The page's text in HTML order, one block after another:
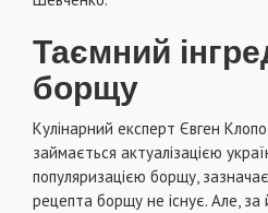
Таємний
борщу
Кулінарний експерт Євген
займається актуалізацією
популяризацією борщу,
рецепта борщу не існує. Але, за